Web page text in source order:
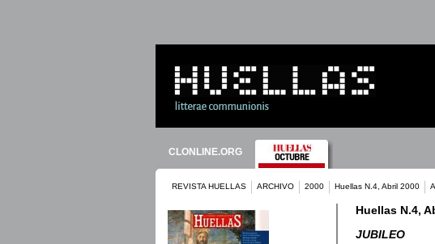
CLONLINE.ORG
REVISTA HUELLAS ARCHIVO 2000 Huellas N.4, Abril 2000
Huellas N.4,
JUBILEO